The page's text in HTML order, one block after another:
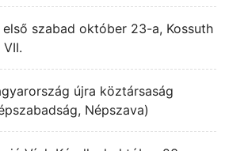
első szabad október 23-a, Kossuth
újra köztársaság
Népszava)